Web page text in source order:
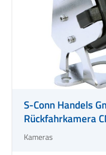
S-Conn Handels
Rückfahrkamera
Kameras